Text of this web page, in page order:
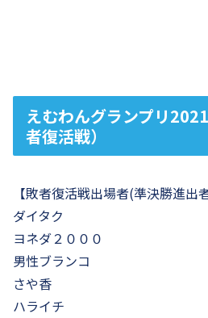
えむわんグランプリ
者復活戦）
【敗者復活戦出場者(準決勝進出
ダイタク
ヨネダ２０００
男性ブランコ
さや香
ハライチ